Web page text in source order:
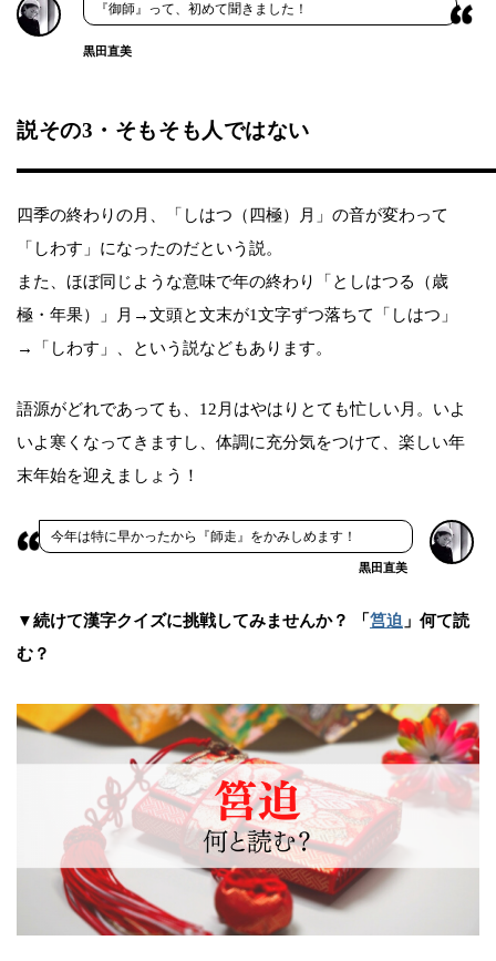
『御師』って、初めて聞きました！
黒田直美
説その3・そもそも人ではない
四季の終わりの月、「しはつ（四極）月」の音が変わって
「しわす」になったのだという説。
また、ほぼ同じような意味で年の終わり「としはつる（歳
極・年果）」月→文頭と文末が1文字ずつ落ちて「しはつ」
→「しわす」、という説などもあります。
語源がどれであっても、12月はやはりとても忙しい月。いよ
いよ寒くなってきますし、体調に充分気をつけて、楽しい年
末年始を迎えましょう！
今年は特に早かったから『師走』をかみしめます！
黒田直美
▼続けて漢字クイズに挑戦してみませんか？ 「筥迫 」何て読
む？